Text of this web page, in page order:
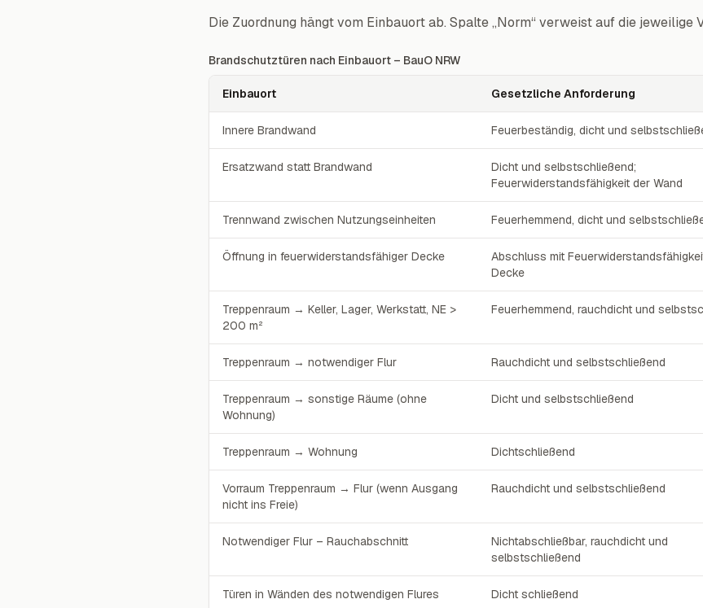
Die Zuordnung hängt vom Einbauort ab. Spalte „Norm“ verweist auf die jeweilige
Brandschutztüren nach Einbauort – BauO NRW
Einbauort Gesetzliche Anforderung
Innere Brandwand Feuerbeständig, dicht und
Ersatzwand statt Brandwand
Dicht und selbstschließend;
Feuerwiderstandsfähigkeit der Wand
Trennwand zwischen Nutzungseinheiten Feuerhemmend, dicht und
Öffnung in feuerwiderstandsfähiger Decke
Abschluss mit
Decke
Treppenraum → Keller, Lager, Werkstatt, NE >
200 m²
Feuerhemmend, rauchdicht und
Treppenraum → notwendiger Flur Rauchdicht und selbstschließend
Treppenraum → sonstige Räume (ohne
Wohnung)
Dicht und selbstschließend
Treppenraum → Wohnung Dichtschließend
Vorraum Treppenraum → Flur (wenn Ausgang
nicht ins Freie)
Rauchdicht und selbstschließend
Notwendiger Flur – Rauchabschnitt
Nichtabschließbar, rauchdicht und
selbstschließend
Türen in Wänden des notwendigen Flures Dicht schließend